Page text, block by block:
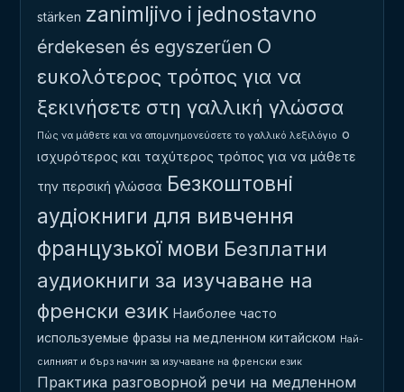
stärken zanimljivo i jednostavno
érdekesen és egyszerűen Ο
ευκολότερος τρόπος για να
ξεκινήσετε στη γαλλική γλώσσα
Πώς να μάθετε και να απομνημονεύσετε το γαλλικό λεξιλόγιο ο
ισχυρότερος και ταχύτερος τρόπος για να μάθετε
την περσική γλώσσα Безкоштовні
аудіокниги для вивчення
французької мови Безплатни
аудиокниги за изучаване на
френски език Наиболее часто
используемые фразы на медленном китайском Най-
силният и бърз начин за изучаване на френски език
Практика разговорной речи на медленном